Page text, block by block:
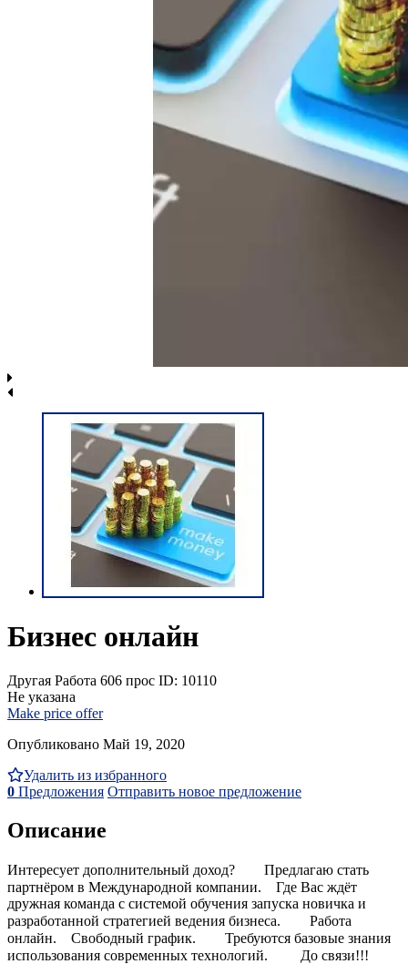
Бизнес онлайн
Другая Работа 606 прос ID: 10110
Не указана
Make price offer
Опубликовано Май 19, 2020
Удалить из избранного
0 Предложения Отправить новое предложение
Описание
Интересует дополнительный доход?⠀ ⠀ Предлагаю стать
партнёром в Международной компании.⠀ Где Вас ждёт
дружная команда с системой обучения запуска новичка и
разработанной стратегией ведения бизнеса.⠀ ⠀ Работа
онлайн.⠀ Свободный график.⠀ ⠀ Требуются базовые знания
использования современных технологий. ⠀ ⠀ До связи!!! ⠀ ⠀